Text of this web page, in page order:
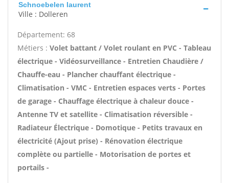
Schnoebelen laurent
Ville : Dolleren
Département: 68
Métiers : Volet battant / Volet roulant en PVC - Tableau
électrique - Vidéosurveillance - Entretien Chaudière /
Chauffe-eau - Plancher chauffant électrique -
Climatisation - VMC - Entretien espaces verts - Portes
de garage - Chauffage électrique à chaleur douce -
Antenne TV et satellite - Climatisation réversible -
Radiateur Électrique - Domotique - Petits travaux en
électricité (Ajout prise) - Rénovation électrique
complète ou partielle - Motorisation de portes et
portails -